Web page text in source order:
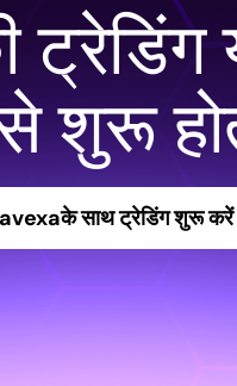
शुरू
साथ ट्रेडिंग शुरू करें